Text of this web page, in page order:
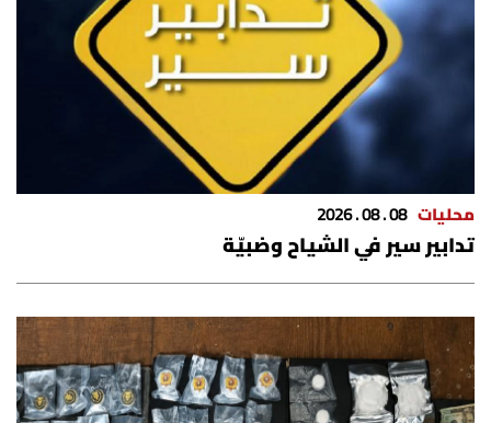
من نحن
للتواصل معنا
شروط الاستخدام
شروط الإشتراك
محليات 08 . 08 . 2026
تدابير سير في الشياح وضبيّة